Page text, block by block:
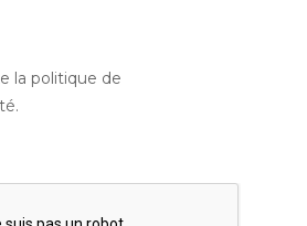
la politique de